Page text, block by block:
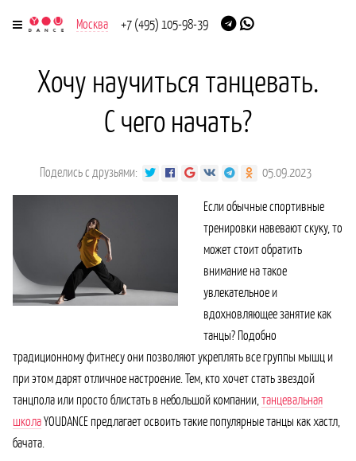
Москва +7 (495) 105-98-39
Хочу научиться танцевать.
С чего начать?
Поделись с друзьями: 05.09.2023
Если обычные спортивные
тренировки навевают скуку, то
может стоит обратить
внимание на такое
увлекательное и
вдохновляющее занятие как
танцы? Подобно
традиционному фитнесу они позволяют укреплять все группы мышц и
при этом дарят отличное настроение. Тем, кто хочет стать звездой
танцпола или просто блистать в небольшой компании, танцевальная
школаYOUDANCE предлагает освоить такие популярные танцы как хастл,
бачата.